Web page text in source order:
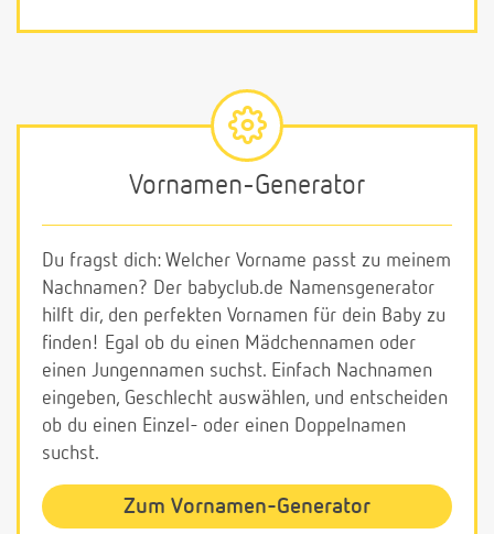
Vornamen-Generator
Du fragst dich: Welcher Vorname passt zu meinem
Nachnamen? Der babyclub.de Namensgenerator
hilft dir, den perfekten Vornamen für dein Baby zu
finden! Egal ob du einen Mädchennamen oder
einen Jungennamen suchst. Einfach Nachnamen
eingeben, Geschlecht auswählen, und entscheiden
ob du einen Einzel- oder einen Doppelnamen
suchst.
Zum Vornamen-Generator